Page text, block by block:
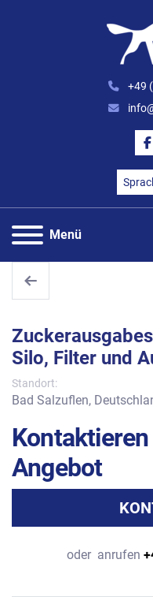
+49
Menü
Silo, Filter und
Standort:
Bad Salzuflen,
Angebot
oder anrufen